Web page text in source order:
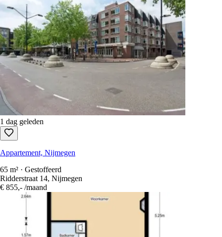
1 dag geleden
Appartement, Nijmegen
65 m² · Gestoffeerd
Ridderstraat 14, Nijmegen
€ 855,- /maand